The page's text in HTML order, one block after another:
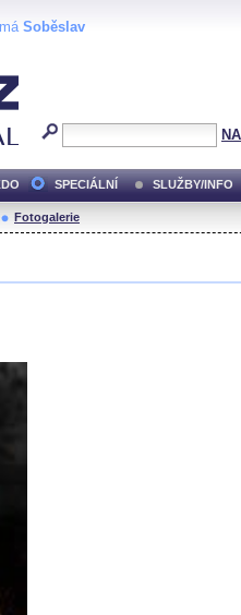
Soběslav
SPECIÁLNÍ SLUŽBY/INFO
Fotogalerie